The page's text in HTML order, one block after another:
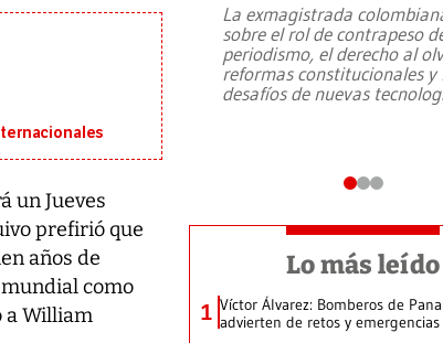
un Jueves
prefirió que
años de
como
a William
una
La exmagistrada
sobre el rol de contrapeso
periodismo, el derecho al
reformas constitucionales y
desafíos de nuevas
Lo más leído
1 Víctor Álvarez: Bomberos de
advierten de retos y emergencias